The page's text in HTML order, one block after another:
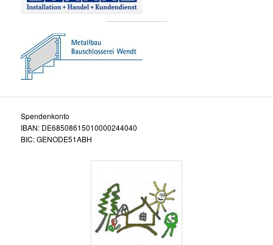
Spendenkonto
IBAN: DE68508615010000244040
BIC: GENODE51ABH